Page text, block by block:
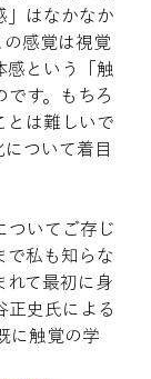
」はなかなか
の感覚は視覚
感という「触
です。もちろ
とは難しいで
ついて着目
ついてご存じ
で私も知らな
れて最初に身
正史氏による
に触覚の学